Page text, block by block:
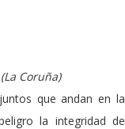
Coruña)
que andan en la
la integridad de